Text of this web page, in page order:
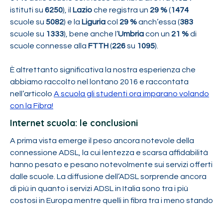
istituti su 6250), il Lazioche registra un 29 %(1474
scuole su 5082) e la Liguriacol 29 %anch’essa (383
scuole su 1333), bene anche l’Umbriacon un 21 %di
scuole connesse alla FTTH(226su 1095).
È altrettanto significativa la nostra esperienza che
abbiamo raccolto nel lontano 2016 e raccontata
nell’articolo A scuola gli studenti ora imparano volando
con la Fibra!
Internet scuola: le conclusioni
A prima vista emerge il peso ancora notevole della
connessione ADSL, la cui lentezza e scarsa affidabilità
hanno pesato e pesano notevolmente sui servizi offerti
dalle scuole. La diffusione dell’ADSL sorprende ancora
di più in quanto i servizi ADSL in Italia sono tra i più
costosi in Europa mentre quelli in fibra tra i meno stando